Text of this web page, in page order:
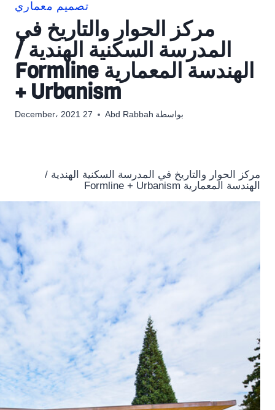
تصميم معماري
مركز الحوار والتاريخ في
المدرسة السكنية الهندية /
الهندسة المعمارية Formline
+ Urbanism
بواسطة Abd Rabbah 27 December، 2021
مركز الحوار والتاريخ في المدرسة السكنية الهندية /
الهندسة المعمارية Formline + Urbanism